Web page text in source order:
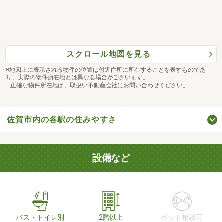
スクロール地図を見る
※地図上に表示される物件の位置は付近住所に所在することを表すものであ
り、実際の物件所在地とは異なる場合がございます。
正確な物件所在地は、取扱い不動産会社にお問い合わせください。
佐賀市内の各駅の住みやすさ
設備など
バス・トイレ別 2階以上 ペット相談可